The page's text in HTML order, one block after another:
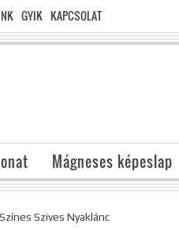
GYIK KAPCSOLAT
Mágneses képeslap
Szives Nyaklánc